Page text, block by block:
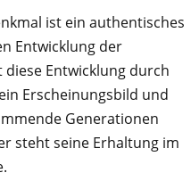
ist ein authentisches
Entwicklung der
diese Entwicklung durch
Erscheinungsbild und
Generationen
steht seine Erhaltung im